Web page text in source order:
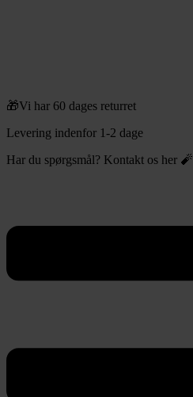
🎁Vi har 60 dages returret
Levering indenfor 1-2 dage
Har du spørgsmål? Kontakt os her 🧨